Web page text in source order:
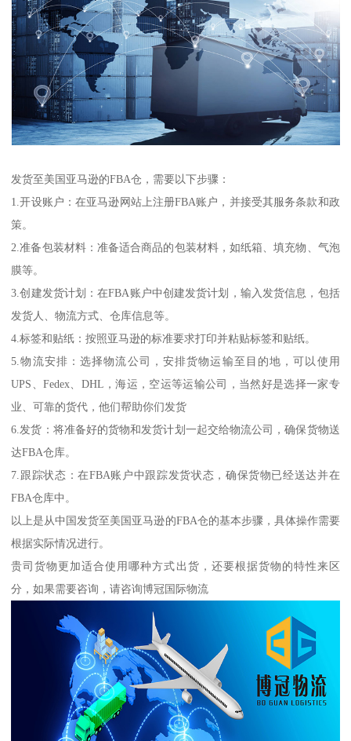
发货至美国亚马逊的FBA仓，需要以下步骤：
1.开设账户：在亚马逊网站上注册FBA账户，并接受其服务条款和政
策。
2.准备包装材料：准备适合商品的包装材料，如纸箱、填充物、气泡
膜等。
3.创建发货计划：在FBA账户中创建发货计划，输入发货信息，包括
发货人、物流方式、仓库信息等。
4.标签和贴纸：按照亚马逊的标准要求打印并粘贴标签和贴纸。
5.物流安排：选择物流公司，安排货物运输至目的地，可以使用
UPS、Fedex、DHL，海运，空运等运输公司，当然好是选择一家专
业、可靠的货代，他们帮助你们发货
6.发货：将准备好的货物和发货计划一起交给物流公司，确保货物送
达FBA仓库。
7.跟踪状态：在FBA账户中跟踪发货状态，确保货物已经送达并在
FBA仓库中。
以上是从中国发货至美国亚马逊的FBA仓的基本步骤，具体操作需要
根据实际情况进行。
贵司货物更加适合使用哪种方式出货，还要根据货物的特性来区
分，如果需要咨询，请咨询博冠国际物流